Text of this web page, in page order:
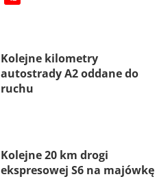
Kolejne kilometry
autostrady A2 oddane do
ruchu
Kolejne 20 km drogi
ekspresowej S6 na majówkę